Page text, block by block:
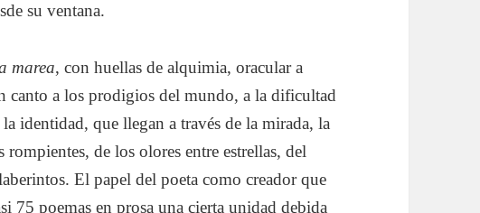
su ventana.
marea, con huellas de alquimia, oracular a
canto a los prodigios del mundo, a la dificultad
identidad, que llegan a través de la mirada, la
de los olores entre estrellas, del
El papel del poeta como creador que
75 poemas en prosa una cierta unidad debida